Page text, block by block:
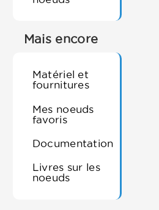
Mais encore
Matériel et
fournitures
Mes noeuds
favoris
Documentation
Livres sur les
noeuds